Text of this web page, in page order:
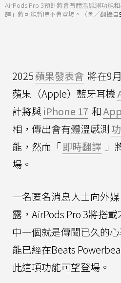
AirPods Pro 3預計將會有體溫感測功能
譯」將可能暫時不會登場。（圖／翻攝自
2025蘋果發表會 將在9
蘋果（Apple）藍牙耳機
計將與 iPhone 17 和
相，傳出會有體溫感測
能，然而「即時翻譯 」
場。
一名匿名消息人士向外
露，AirPods Pro 3將搭載
中一個就是傳聞已久的
能已經在Beats
此這項功能可望登場。